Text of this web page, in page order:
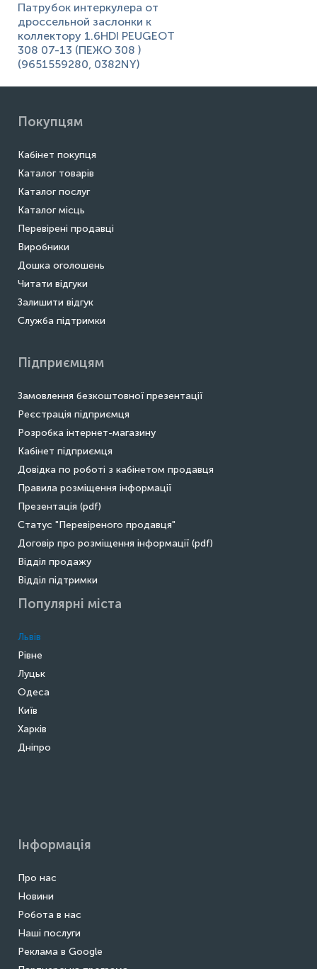
Патрубок интеркулера от
дроссельной заслонки к
коллектору 1.6HDI PEUGEOT
308 07-13 (ПЕЖО 308 )
(9651559280, 0382NY)
Покупцям
Кабінет покупця
Каталог товарів
Каталог послуг
Каталог місць
Перевірені продавці
Виробники
Дошка оголошень
Читати відгуки
Залишити відгук
Служба підтримки
Підприємцям
Замовлення безкоштовної презентації
Реєстрація підприємця
Розробка інтернет-магазину
Кабінет підприємця
Довідка по роботі з кабінетом продавця
Правила розміщення інформації
Презентація (pdf)
Статус "Перевіреного продавця"
Договір про розміщення інформації (pdf)
Відділ продажу
Відділ підтримки
Популярні міста
Львів
Рівне
Луцьк
Одеса
Київ
Харків
Дніпро
Інформація
Про нас
Новини
Робота в нас
Наші послуги
Реклама в Google